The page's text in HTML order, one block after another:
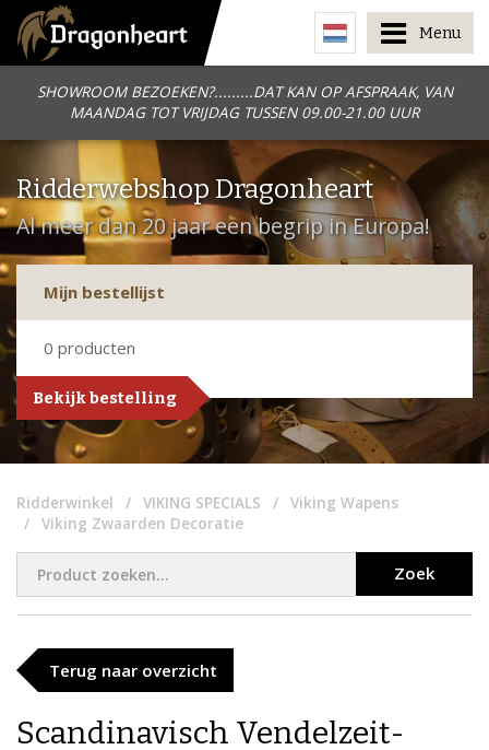
SHOWROOM BEZOEKEN?.........DAT KAN OP AFSPRAAK, VAN
MAANDAG TOT VRIJDAG TUSSEN 09.00-21.00 UUR
Menu
Ridderwebshop Dragonheart
Al meer dan 20 jaar een begrip in Europa!
Mijn bestellijst
0 producten
Bekijk bestelling
Ridderwinkel VIKING SPECIALS
Viking Wapens
Viking Zwaarden Decoratie
Zoek
Terug naar overzicht
Scandinavisch Vendelzeit-